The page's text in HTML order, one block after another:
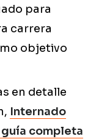
para
carrera
objetivo
en detalle
Internado
completa